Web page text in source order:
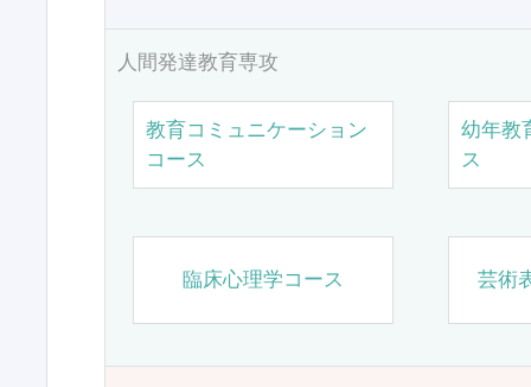
人間発達教育専攻
教育コミュニケーション
コース
幼年教
ス
臨床心理学コース 芸術